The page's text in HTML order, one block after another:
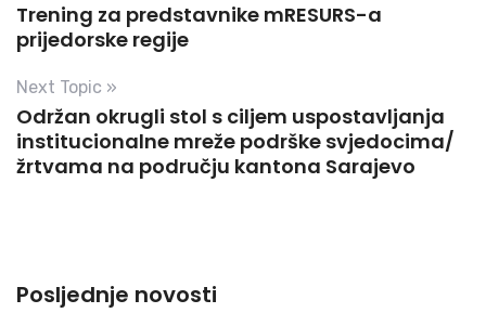
Trening za predstavnike mRESURS-a
prijedorske regije
Next Topic »
Održan okrugli stol s ciljem uspostavljanja
institucionalne mreže podrške svjedocima/
žrtvama na području kantona Sarajevo
Posljednje novosti